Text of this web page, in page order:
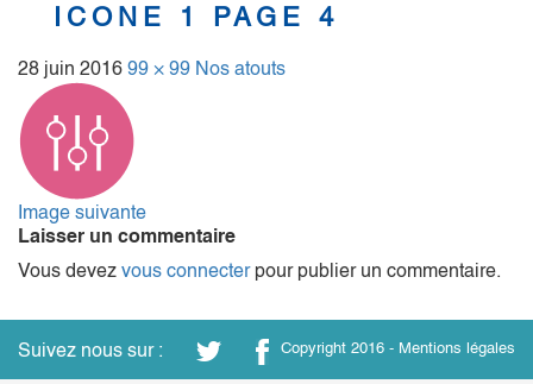
ICONE 1 PAGE 4
28 juin 2016 99 × 99 Nos atouts
Image suivante
Laisser un commentaire
Vous devez vous connecterpour publier un commentaire.
Suivez nous sur : Copyright 2016 - Mentions légales